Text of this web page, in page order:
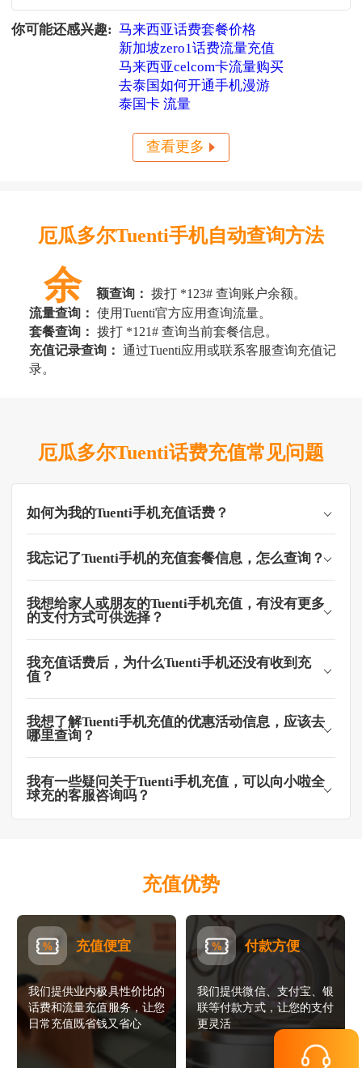
Ecuador！这里真的太太太
惊艳了：赤道、火山、原
始岛屿、世界文化遗
产……每一站都像穿越进
《国家地理》！不过，人
在异国他乡，上网真的是
头等大事。我这次用的是
——Tuenti，信号稳定，套
餐便宜，深
你可能还感兴趣: 马来西亚话费套餐价格
新加坡zero1话费流量充值
马来西亚celcom卡流量购买
去泰国如何开通手机漫游
泰国卡 流量
查看更多
厄瓜多尔Tuenti手机自动查询方法
余 额查询： 拨打 *123# 查询账户余额。
流量查询： 使用Tuenti官方应用查询流量。
套餐查询： 拨打 *121# 查询当前套餐信息。
充值记录查询： 通过Tuenti应用或联系客服查询充值记
录。
厄瓜多尔Tuenti话费充值常见问题
如何为我的Tuenti手机充值话费？
我忘记了Tuenti手机的充值套餐信息，怎么查询？
我想给家人或朋友的Tuenti手机充值，有没有更多
的支付方式可供选择？
我充值话费后，为什么Tuenti手机还没有收到充
值？
我想了解Tuenti手机充值的优惠活动信息，应该去
哪里查询？
我有一些疑问关于Tuenti手机充值，可以向小啦全
球充的客服咨询吗？
充值优势
充值便宜
我们提供业内极具性价比的
话费和流量充值服务，让您
日常充值既省钱又省心
付款方便
我们提供微信、支付宝、银
联等付款方式，让您的支付
更灵活